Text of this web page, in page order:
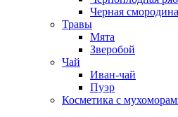
Черная смородина
Травы
Мята
Зверобой
Чай
Иван-чай
Пуэр
Косметика с